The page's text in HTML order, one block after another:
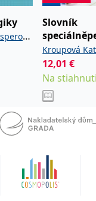
Slovník
Kroupová
kolektiv
12,01 €
Na
2 měsíce
a